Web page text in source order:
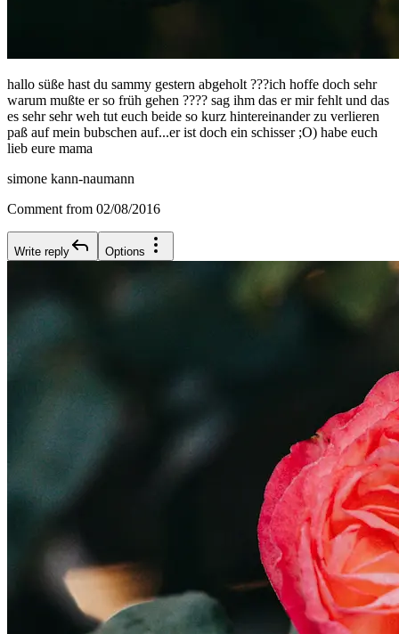
hallo süße hast du sammy gestern abgeholt ???ich hoffe doch sehr
warum mußte er so früh gehen ???? sag ihm das er mir fehlt und das
es sehr sehr weh tut euch beide so kurz hintereinander zu verlieren
paß auf mein bubschen auf...er ist doch ein schisser ;O) habe euch
lieb eure mama
simone kann-naumann
Comment from 02/08/2016
Write reply Options